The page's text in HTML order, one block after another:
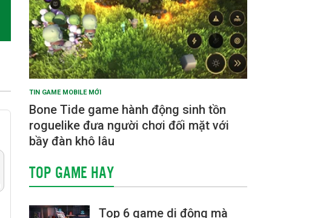
TIN GAME MOBILE MỚI
Bone Tide game hành động sinh tồn
roguelike đưa người chơi đối mặt với
bầy đàn khô lâu
TOP GAME HAY
Top 6 game di động mà